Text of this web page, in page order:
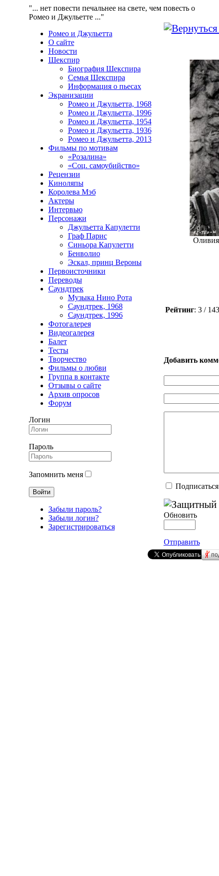
"... нет повести печальнее на свете, чем повесть о
Ромео и Джульетте ..."
Ромео и Джульетта
О сайте
Новости
Шекспир
Биография Шекспира
Семья Шекспира
Информация о пьесах
Экранизации
Ромео и Джульетта, 1968
Ромео и Джульетта, 1996
Ромео и Джульетта, 1954
Ромео и Джульетта, 1936
Ромео и Джульетта, 2013
Фильмы по мотивам
«Розалина»
«Соц. самоубийство»
Рецензии
Киноляпы
Королева Мэб
Актеры
Интервью
Персонажи
Джульетта Капулетти
Граф Парис
Синьора Капулетти
Бенволио
Эскал, принц Вероны
Первоисточники
Переводы
Саундтрек
Музыка Нино Рота
Саундтрек, 1968
Саундтрек, 1996
Фотогалерея
Видеогалерея
Балет
Тесты
Творчество
Фильмы о любви
Группа в контакте
Отзывы о сайте
Архив опросов
Форум
Логин
Пароль
Запомнить меня
Забыли пароль?
Забыли логин?
Зарегистрироваться
Рейтинг: 3 /
Добавить
Обновить
Отправить